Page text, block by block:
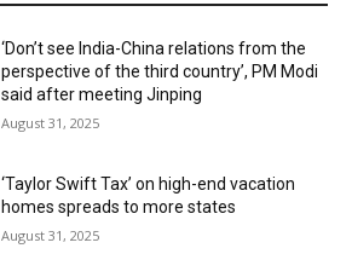
‘Don’t see India-China relations from the
perspective of the third country’, PM Modi
said after meeting Jinping
August 31, 2025
‘Taylor Swift Tax’ on high-end vacation
homes spreads to more states
August 31, 2025